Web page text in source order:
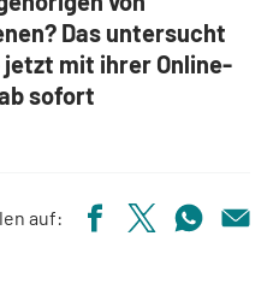
Das untersucht
mit ihrer Online-
sofort
auf: